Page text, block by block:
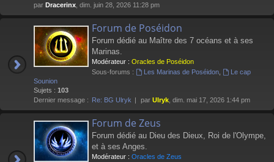
par Dracerinx , dim. juin 28, 2026 11:28 pm
Forum de Poséidon
Forum dédié au Maître des 7 océans et à ses
Marinas.
Modérateur : Oracles de Poséidon
Sous-forums :
Les Marinas de Poséidon,
Le cap
Sounion
Sujets : 103
Dernier message : Re: BG Ulryk par Ulryk , dim. mai 17, 2026 1:44 pm
Forum de Zeus
Forum dédié au Dieu des Dieux, Roi de l'Olympe,
et à ses Anges.
Modérateur : Oracles de Zeus